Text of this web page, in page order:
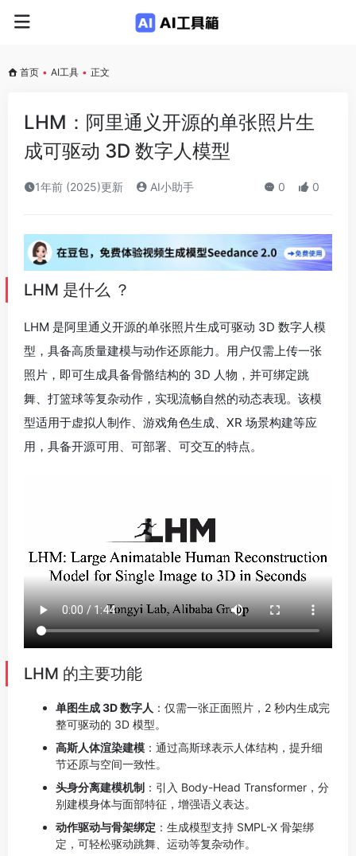
首页 • AI工具 • 正文
LHM：阿里通义开源的单张照片生
成可驱动 3D 数字人模型
1年前 (2025)更新 AI小助手 0 0
LHM 是什么 ？
LHM 是阿里通义开源的单张照片生成可驱动 3D 数字人模
型，具备高质量建模与动作还原能力。用户仅需上传一张
照片，即可生成具备骨骼结构的 3D 人物，并可绑定跳
舞、打篮球等复杂动作，实现流畅自然的动态表现。该模
型适用于虚拟人制作、游戏角色生成、XR 场景构建等应
用，具备开源可用、可部署、可交互的特点。
LHM 的主要功能
单图生成 3D 数字人 ：仅需一张正面照片，2 秒内生成完
整可驱动的 3D 模型。
高斯人体渲染建模 ：通过高斯球表示人体结构，提升细
节还原与空间一致性。
头身分离建模机制 ：引入 Body-Head Transformer，分
别建模身体与面部特征，增强语义表达。
动作驱动与骨架绑定 ：生成模型支持 SMPL-X 骨架绑
定，可轻松驱动跳舞、运动等复杂动作。